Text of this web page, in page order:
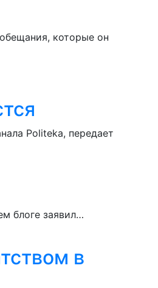
которые он
Politeka, передает
блоге заявил…
в